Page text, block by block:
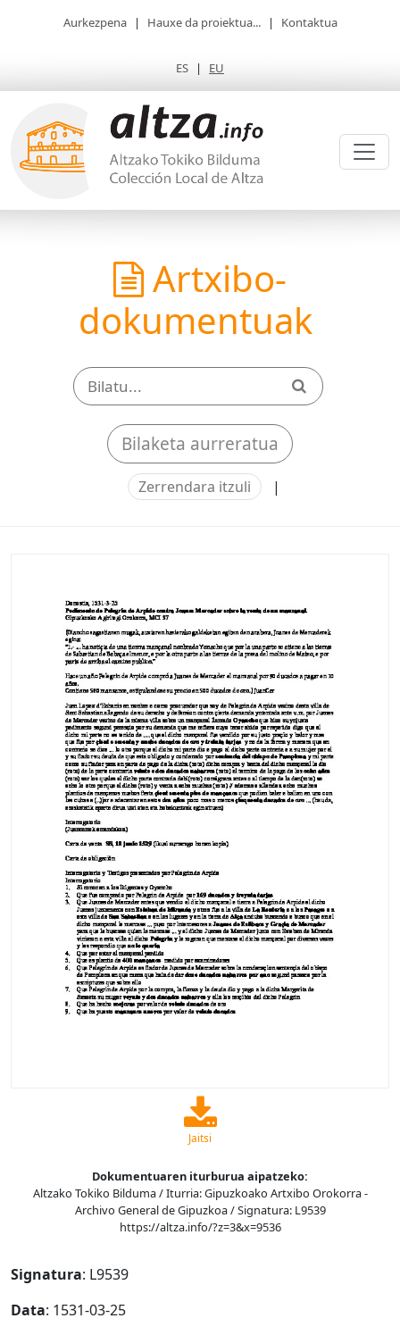
Aurkezpena | Hauxe da proiektua... | Kontaktua
ES | EU
Artxibo-
dokumentuak
Bilaketa aurreratua
Zerrendara itzuli |
Jaitsi
Dokumentuaren iturburua aipatzeko:
Altzako Tokiko Bilduma / Iturria: Gipuzkoako Artxibo Orokorra -
Archivo General de Gipuzkoa / Signatura: L9539
https://altza.info/?z=3&x=9536
Signatura: L9539
Data: 1531-03-25